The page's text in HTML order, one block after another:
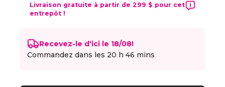
Livraison gratuite à partir de 299 $ pour cet
entrepôt !
Recevez-le d'ici le 18/08!
Commandez dans les 20 h 46 mins